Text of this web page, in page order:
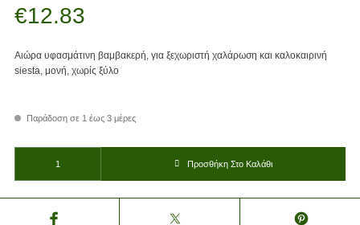
€12.83
Αιώρα υφασμάτινη βαμβακερή, για ξεχωριστή χαλάρωση και καλοκαιρινή
siesta, μονή, χωρίς ξύλο
Παράδοση σε 1 έως 3 μέρες
Προσθήκη Στο Καλάθι